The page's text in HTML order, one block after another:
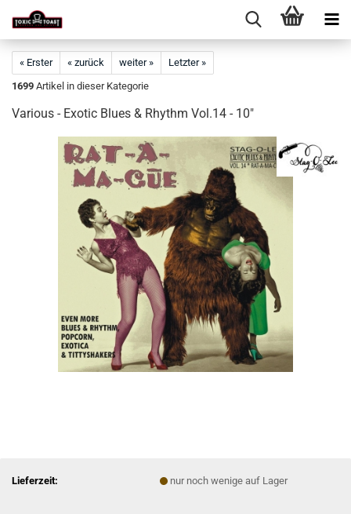
« Erster « zurück weiter »
Letzter »
1699 Artikel in dieser Kategorie
Various - Exotic Blues & Rhythm Vol.14 - 10"
Lieferzeit: nur noch wenige auf Lager